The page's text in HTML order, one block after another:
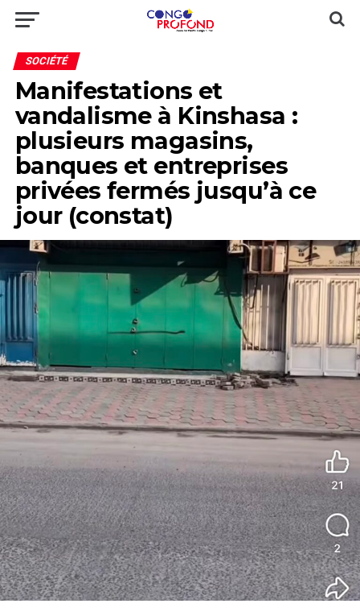
SOCIÉTÉ
Manifestations et
vandalisme à Kinshasa :
plusieurs magasins,
banques et entreprises
privées fermés jusqu’à ce
jour (constat)